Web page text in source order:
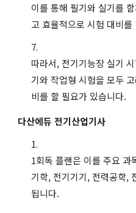
이를 통해 필기와 실기를
고 효율적으로 시험 대비를
따라서, 전기기능장 실기
기와 작업형 시험을 모두
비를 할 필요가 있습니다.
다산에듀 전기산업기사
1회독 플랜은 이를 주요 과
기학, 전기기기, 전력공학,
됩니다.